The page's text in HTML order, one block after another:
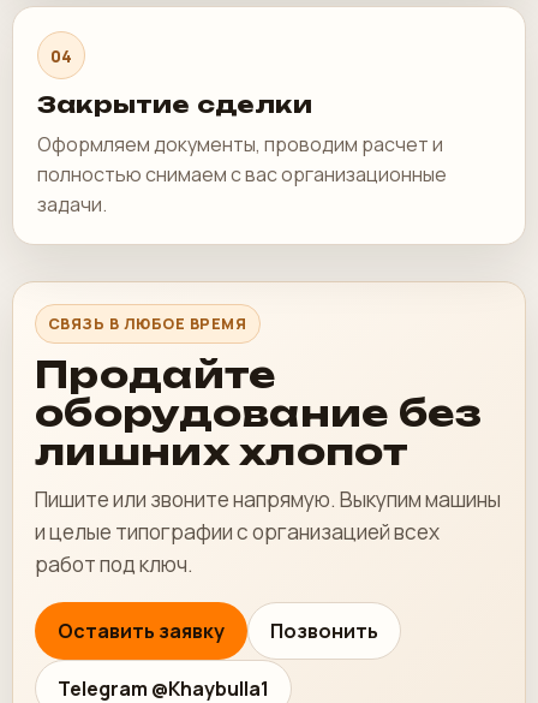
04
Закрытие сделки
Оформляем документы, проводим расчет и
полностью снимаем с вас организационные
задачи.
СВЯЗЬ В ЛЮБОЕ ВРЕМЯ
Продайте
оборудование без
лишних хлопот
Пишите или звоните напрямую. Выкупим машины
и целые типографии с организацией всех
работ под ключ.
Оставить заявку Позвонить
Telegram @Khaybulla1